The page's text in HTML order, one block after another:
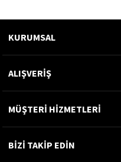
KURUMSAL
ALIŞVERİŞ
MÜŞTERİ HİZMETLERİ
BİZİ TAKİP EDİN